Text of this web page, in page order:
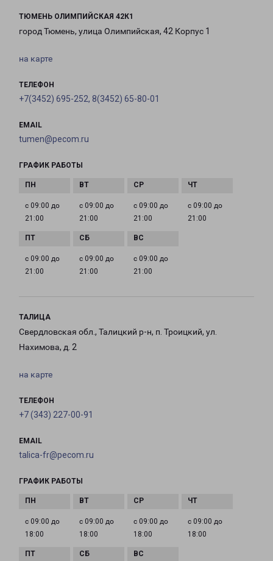
ТЮМЕНЬ ОЛИМПИЙСКАЯ 42К1
город Тюмень, улица Олимпийская, 42 Корпус 1
на карте
ТЕЛЕФОН
+7(3452) 695-252, 8(3452) 65-80-01
EMAIL
tumen@pecom.ru
ГРАФИК РАБОТЫ
с 09:00 до
21:00
с 09:00 до
21:00
с 09:00 до
21:00
с 09:00 до
21:00
с 09:00 до
21:00
с 09:00 до
21:00
с 09:00 до
21:00
ТАЛИЦА
Свердловская обл., Талицкий р-н, п. Троицкий, ул.
Нахимова, д. 2
на карте
ТЕЛЕФОН
+7 (343) 227-00-91
EMAIL
talica-fr@pecom.ru
ГРАФИК РАБОТЫ
с 09:00 до
18:00
с 09:00 до
18:00
с 09:00 до
18:00
с 09:00 до
18:00